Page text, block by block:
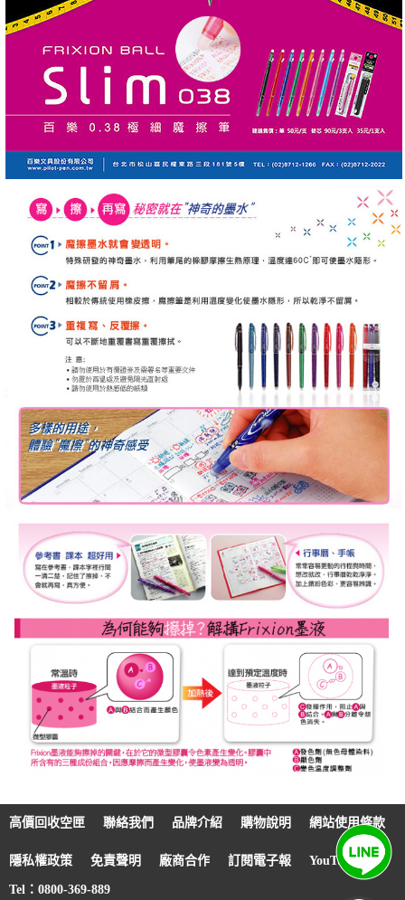
高價回收空匣 聯絡我們 品牌介紹 購物說明 網站使用條款
隱私權政策 免責聲明 廠商合作 訂閱電子報 YouTube
Tel：0800-369-889